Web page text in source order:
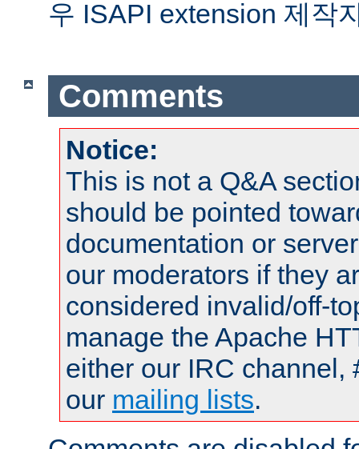
우 ISAPI extension 제작
Comments
Notice:
This is not a Q&A
should be pointed
documentation or
our moderators if they
considered invalid/off-
manage the Apache
either our IRC channel,
our mailing lists.